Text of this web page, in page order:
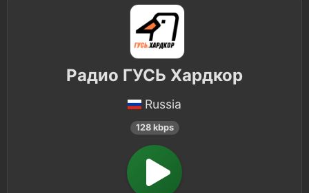
Радио ГУСЬ Хардкор
Russia
128 kbps